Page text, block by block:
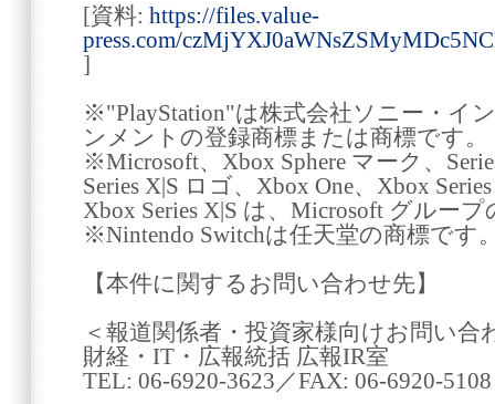
[資料: https://files.value-
press.com/
]
※"PlayStation"は株式会社ソニー・イ
ンメントの登録商標または商標です。
※Microsoft、Xbox Sphere マーク、
Series X|S ロゴ、Xbox One、Xbox
Xbox Series X|S は、Microsoft グルー
※Nintendo Switchは任天堂の商標です
【本件に関するお問い合わせ先】
＜報道関係者・投資家様向けお問い合
財経・IT・広報統括 広報IR室
TEL: 06-6920-3623／FAX: 06-6920-5108